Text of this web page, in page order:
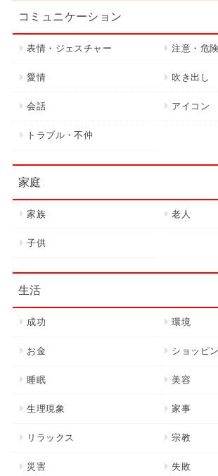
コミュニケーション
表情・ジェスチャー 注意・危険
愛情 吹き出し
会話 アイコン
トラブル・不仲
家庭
家族 老人
子供
生活
成功 環境
お金 ショッピ
睡眠 美容
生理現象 家事
リラックス 宗教
災害 失敗